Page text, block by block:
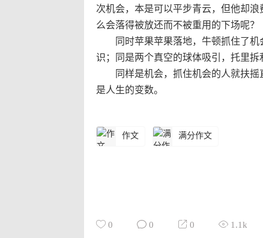
次机会，本是可以平步青云，但他却
么会落得被放还而不被重用的下场呢？
同时苹果苹果落地，牛顿抓住了机
识；同是两个真空的球体吸引，托里拆
同样是机会，抓住机会的人就扶摇
是人生的变数。
作文 满分作文
0 0 0 1.1k